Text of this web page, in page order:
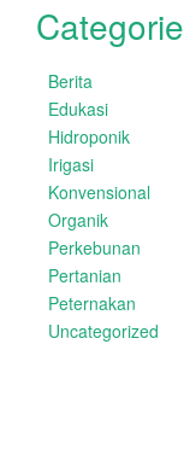
Berita
Edukasi
Hidroponik
Irigasi
Konvensional
Organik
Perkebunan
Pertanian
Peternakan
Uncategorized